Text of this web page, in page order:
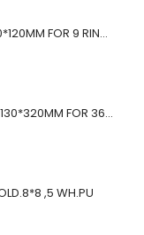
BERNS ACR.RING HOLDER 180*120MM FOR 9 RINGS
BERNS ACR.OHRRINGE DISP. 130*320MM FOR 36 PAIRS
,5 WH.PU